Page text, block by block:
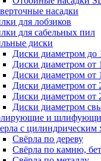
насадки
для лобзиков
для сабельных пил
диски
Диски диаметром до
Диски диаметром от
Диски диаметром от
Диски диаметром от
Диски диаметром от
Диски диаметром
и
с цилиндрическим
Свёрла по дереву
Свёрла по камню,